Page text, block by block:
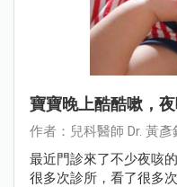
寶寶晚上酷酷嗽，
作者：兒科醫師 Dr. 黃彥
最近門診來了不少夜咳
很多次診所，看了很多